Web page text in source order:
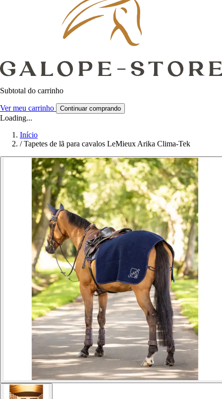
Subtotal do carrinho
Ver meu carrinho Continuar comprando
Loading...
Início
/ Tapetes de lã para cavalos LeMieux Arika Clima-Tek